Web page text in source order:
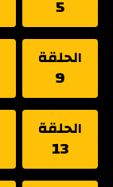
5
الحلقة
9
الحلقة
13